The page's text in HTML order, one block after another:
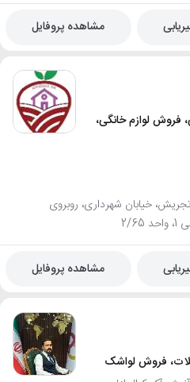
مشاهده پروفایل
فروش لوازم خانگی،
تجریش، خیابان شهرداری، روبروی
مشاهده پروفایل
فروش لواشک